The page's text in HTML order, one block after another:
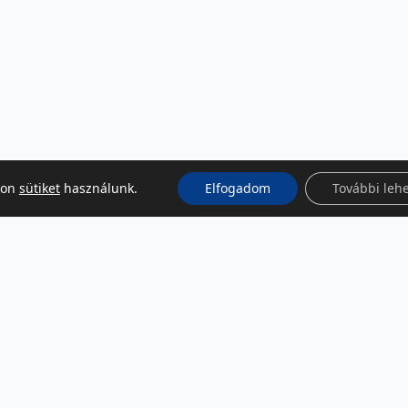
sütikethasználunk. Elfogadom További